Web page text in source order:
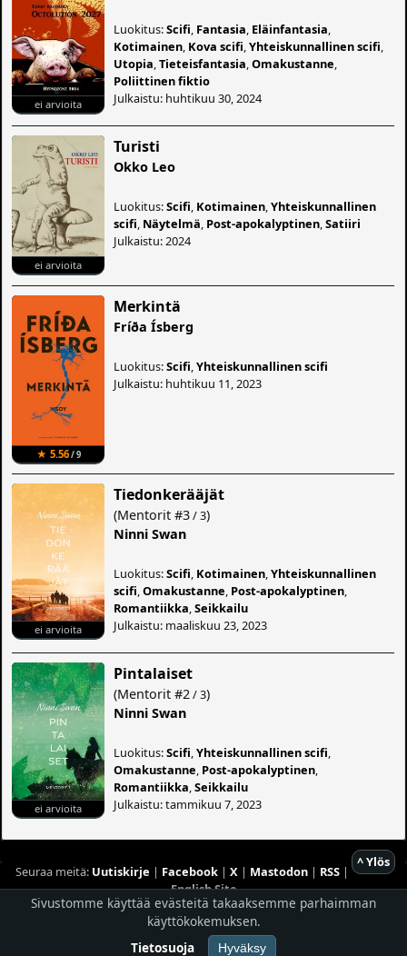
ei arvioita
Luokitus:Scifi Fantasia Eläinfantasia
Kotimainen Kova scifi ,Yhteiskunnallinen scifi
Utopia ,Tieteisfantasia ,Omakustanne
Poliittinen fiktio
Julkaistu: huhtikuu 30, 2024
ei arvioita
Turisti
Okko Leo
Luokitus:Scifi Kotimainen ,Yhteiskunnallinen
scifi Näytelmä Post-apokalyptinen ,Satiiri
Julkaistu: 2024
★ 5.56/ 9
Merkintä
Fríða Ísberg
Luokitus:Scifi ,Yhteiskunnallinen scifi
Julkaistu: huhtikuu 11, 2023
ei arvioita
Tiedonkerääjät
(Mentorit #3/ 3)
Ninni Swan
Luokitus:Scifi Kotimainen ,Yhteiskunnallinen
scifi ,Omakustanne Post-apokalyptinen
Romantiikka ,Seikkailu
Julkaistu: maaliskuu 23, 2023
ei arvioita
Pintalaiset
(Mentorit #2 / 3)
Ninni Swan
Luokitus:Scifi ,Yhteiskunnallinen scifi
Omakustanne Post-apokalyptinen
Romantiikka ,Seikkailu
Julkaistu: tammikuu 7, 2023
^ Ylös
Seuraa meitä: Uutiskirje | Facebook| X | Mastodon| RSS|
English Site
Hostingpalvelun tarjoaaPlaneetta Internet Oy
© 1996 - 2026 Risingshadow. Kaikki oikeudet pidätetään.
Sivustomme käyttää evästeitä takaaksemme parhaimman
käyttökokemuksen.
Tietosuoja
Hyväksy